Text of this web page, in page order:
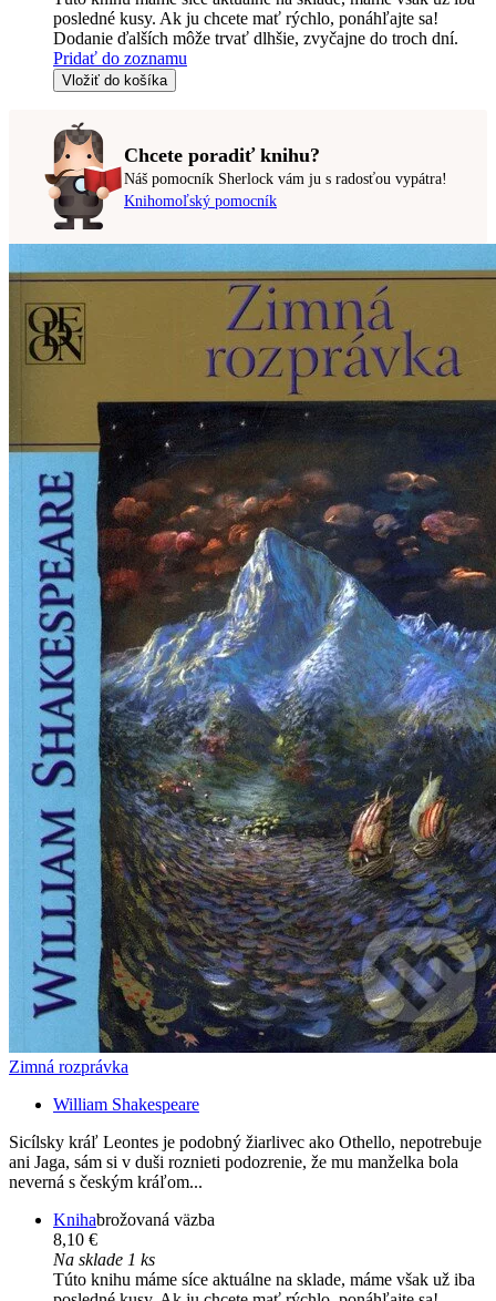
posledné kusy. Ak ju chcete mať rýchlo, ponáhľajte sa!
Dodanie ďalších môže trvať dlhšie, zvyčajne do troch dní.
Pridať do zoznamu
Vložiť do košíka
Chcete poradiť knihu?
Náš pomocník Sherlock vám ju s radosťou vypátra!
Knihomoľský pomocník
Zimná rozprávka
William Shakespeare
Sicílsky kráľ Leontes je podobný žiarlivec ako Othello, nepotrebuje
ani Jaga, sám si v duši roznieti podozrenie, že mu manželka bola
neverná s českým kráľom...
Knihabrožovaná väzba
8,10 €
Na sklade 1 ks
Túto knihu máme síce aktuálne na sklade, máme však už iba